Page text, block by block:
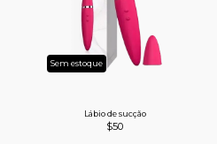
Sem estoque
Lábio de sucção
$50